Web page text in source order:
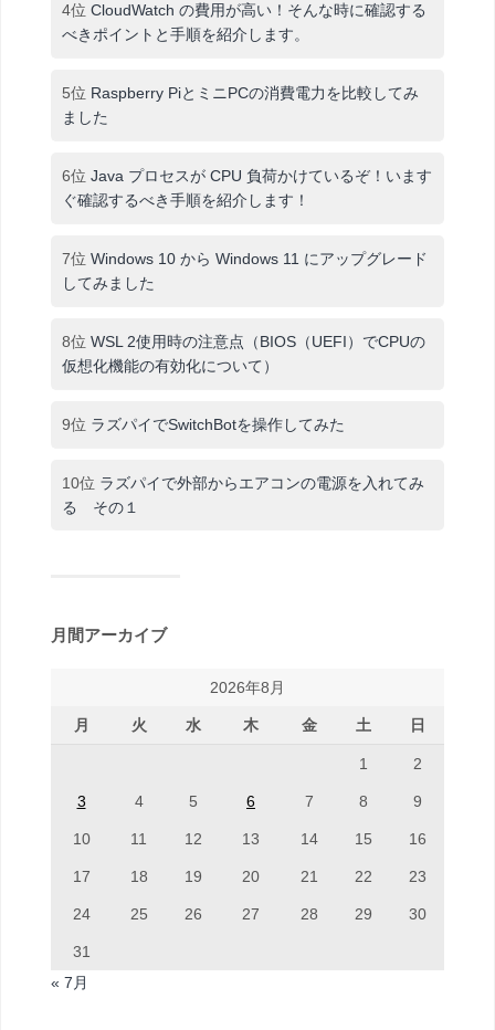
4位 CloudWatch の費用が高い！そんな時に確認する
べきポイントと手順を紹介します。
5位 Raspberry PiとミニPCの消費電力を比較してみ
ました
6位 Java プロセスが CPU 負荷かけているぞ！います
ぐ確認するべき手順を紹介します！
7位 Windows 10 から Windows 11 にアップグレード
してみました
8位 WSL 2使用時の注意点（BIOS（UEFI）でCPUの
仮想化機能の有効化について）
9位 ラズパイでSwitchBotを操作してみた
10位 ラズパイで外部からエアコンの電源を入れてみ
る その１
月間アーカイブ
2026年8月
月 火 水 木 金 土 日
1 2
3 4 5 6 7 8 9
10 11 12 13 14 15 16
17 18 19 20 21 22 23
24 25 26 27 28 29 30
31
« 7月